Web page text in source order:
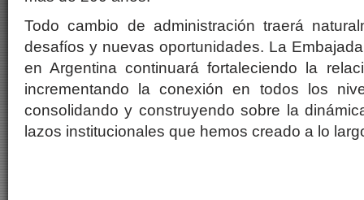
Todo cambio de administración traerá
desafíos y nuevas oportunidades. La
en Argentina continuará fortaleciendo la
incrementando la conexión en todos los
consolidando y construyendo sobre la
lazos institucionales que hemos creado a lo